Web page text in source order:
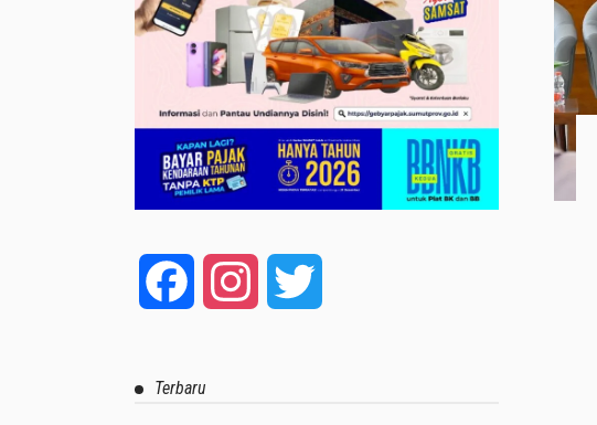
Facebook Instagram
Terbaru